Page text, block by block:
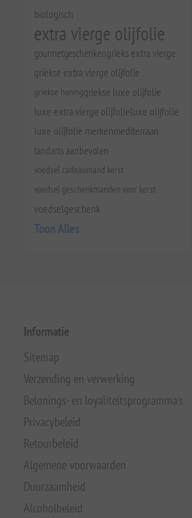
biologisch
extra vierge olijfolie
gourmetgeschenkengrieks extra vierge
griekse extra vierge olijfolie
griekse honinggriekse luxe olijfolie
luxe extra vierge olijfolieluxe olijfolie
luxe olijfolie merkenmediterraan
tandarts aanbevolen
voedsel cadeaumand kerst
voedsel geschenkmanden voor kerst
voedselgeschenk
Toon Alles
Informatie
Sitemap
Verzending en verwerking
Belonings- en loyaliteitsprogramma's
Privacybeleid
Retourbeleid
Algemene voorwaarden
Duurzaamheid
Alcoholbeleid